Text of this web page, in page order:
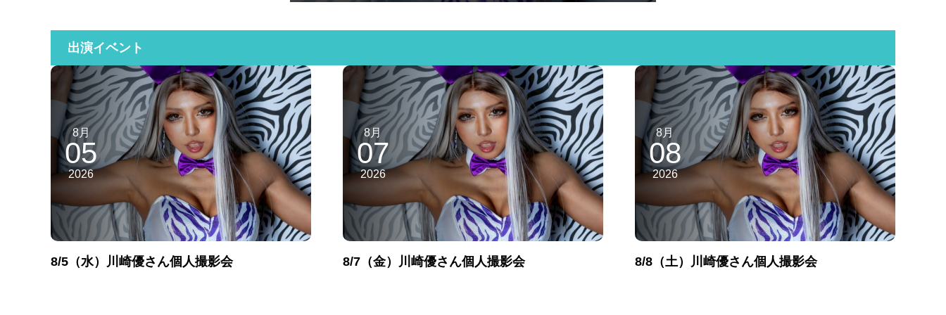
出演イベント
8月
05
2026
8/5（水）川崎優さん個人撮影会
8月
07
2026
8/7（金）川崎優さん個人撮影会
8月
08
2026
8/8（土）川崎優さん個人撮影会